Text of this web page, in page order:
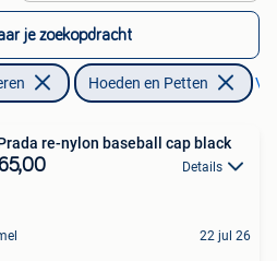
je zoekopdracht
Hoeden en Petten
re-nylon baseball cap black
Details
22 jul 26